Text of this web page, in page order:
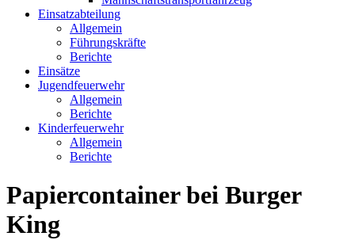
Einsatz­abteilung
Allgemein
Führungs­kräfte
Berichte
Einsätze
Jugend­feuerwehr
Allgemein
Berichte
Kinder­feuerwehr
Allgemein
Berichte
Papiercontainer bei Burger
King